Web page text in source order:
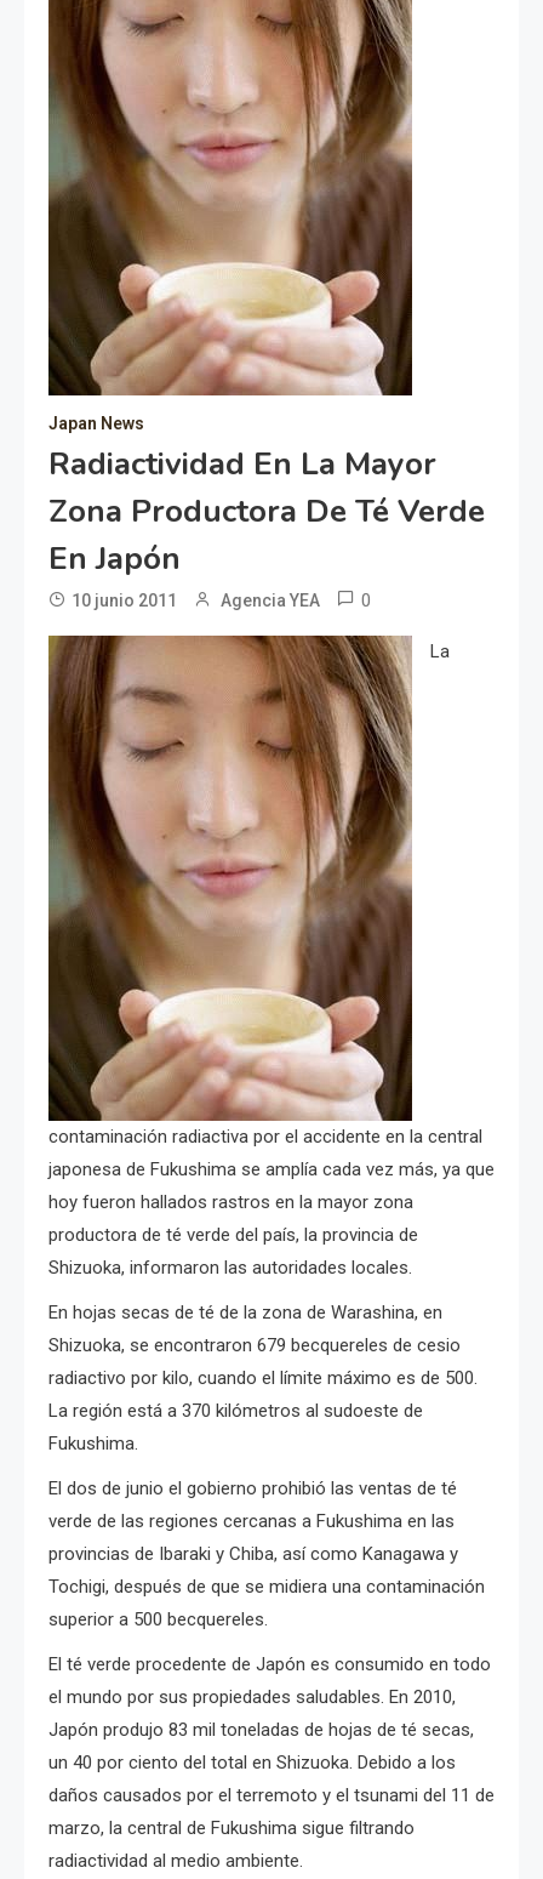
Japan News
Radiactividad En La Mayor
Zona Productora De Té Verde
En Japón
10 junio 2011 Agencia YEA 0
La
contaminación radiactiva por el accidente en la central
japonesa de Fukushima se amplía cada vez más, ya que
hoy fueron hallados rastros en la mayor zona
productora de té verde del país, la provincia de
Shizuoka, informaron las autoridades locales.
En hojas secas de té de la zona de Warashina, en
Shizuoka, se encontraron 679 becquereles de cesio
radiactivo por kilo, cuando el límite máximo es de 500.
La región está a 370 kilómetros al sudoeste de
Fukushima.
El dos de junio el gobierno prohibió las ventas de té
verde de las regiones cercanas a Fukushima en las
provincias de Ibaraki y Chiba, así como Kanagawa y
Tochigi, después de que se midiera una contaminación
superior a 500 becquereles.
El té verde procedente de Japón es consumido en todo
el mundo por sus propiedades saludables. En 2010,
Japón produjo 83 mil toneladas de hojas de té secas,
un 40 por ciento del total en Shizuoka. Debido a los
daños causados por el terremoto y el tsunami del 11 de
marzo, la central de Fukushima sigue filtrando
radiactividad al medio ambiente.